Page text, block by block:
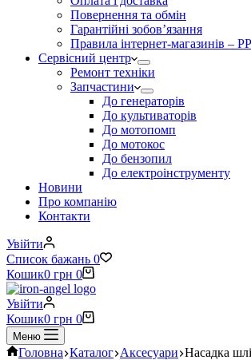
Повернення та обмін
Гарантійні зобов’язання
Правила інтернет-магазинів –
Сервісний центр
Ремонт техніки
Запчастини
До генераторів
До культиваторів
До мотопомп
До мотокос
До бензопил
До електроінструменту
Новини
Про компанію
Контакти
Увійти
Список бажань 0
Кошик0 грн 0
Увійти
Кошик0 грн 0
Меню
Головна Каталог Аксесуари Насадка